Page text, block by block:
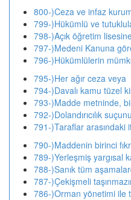
800-)Ceza ve infaz
799-)Hükümlü ve
798-)Açık öğretim
797-)Medeni Kanuna
796-)Hükümlülerin
795-)Her ağır ceza veya
794-)Davalı kamu tüzel
793-)Madde metninde,
792-)Dolandırıcılık
791-)Taraflar arasındaki
790-)Maddenin birinci
789-)Yerleşmiş yargısal
788-)Sanık tüm
787-)Çekişmeli
786-)Orman yönetimi ile